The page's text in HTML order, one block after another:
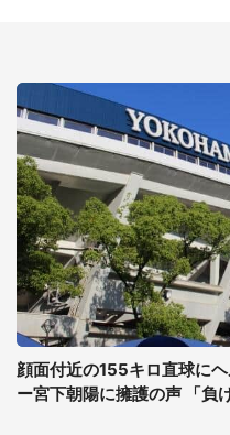
顔面付近の155キロ直球に
ー宮下朝陽に擁護の声 「負